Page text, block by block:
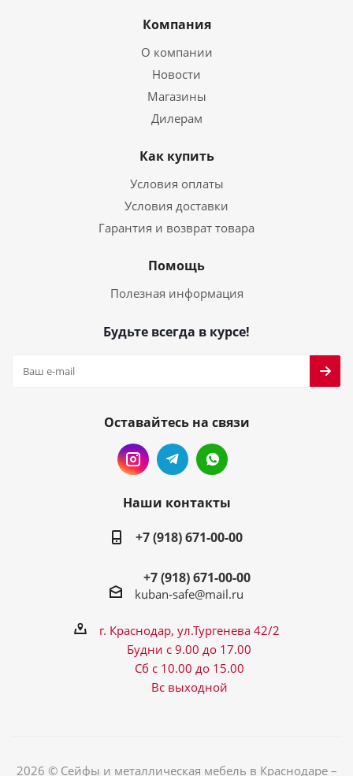
Компания
О компании
Новости
Магазины
Дилерам
Как купить
Условия оплаты
Условия доставки
Гарантия и возврат товара
Помощь
Полезная информация
Будьте всегда в курсе!
Оставайтесь на связи
Наши контакты
+7 (918) 671-00-00
+7 (918) 671-00-00
kuban-safe@mail.ru
г. Краснодар, ул.Тургенева 42/2
Будни с 9.00 до 17.00
Сб с 10.00 до 15.00
Вс выходной
2026 © Сейфы и металлическая мебель в Краснодаре –